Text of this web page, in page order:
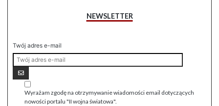
NEWSLETTER
Twój adres e-mail
Wyrażam zgodę na otrzymywanie wiadomości email dotyczących
nowości portalu "II wojna światowa".